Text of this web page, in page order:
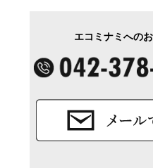
エコミナミへの